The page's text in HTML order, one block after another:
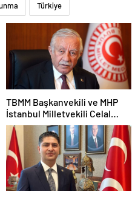
Türkiye
TBMM Başkanvekili ve MHP
İstanbul Milletvekili Celal
Adan: Kan ve kin devri
kapanmıştır